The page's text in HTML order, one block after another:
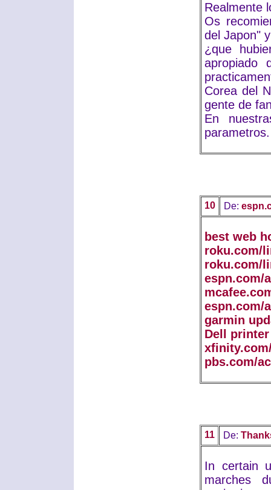
Realmente
Os
del Japon"
¿que
apropiado
Corea del
gente de
En
parametros.
10 De:
best web
roku.com/
roku.com/
espn.com/
espn.com/
garmin
Dell
pbs.com/
11 De:
In certain
marches